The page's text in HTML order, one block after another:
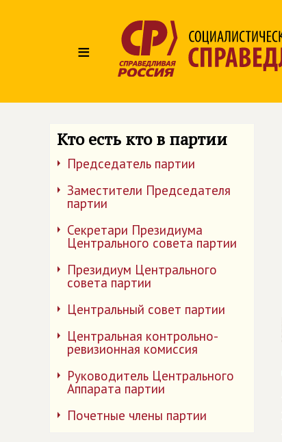
≡
Кто есть кто в партии
Председатель партии
Заместители Председателя
партии
Секретари Президиума
Центрального совета партии
Президиум Центрального
совета партии
Центральный совет партии
Центральная контрольно-
ревизионная комиссия
Руководитель Центрального
Аппарата партии
Почетные члены партии